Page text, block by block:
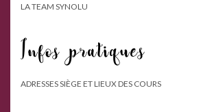
LA TEAM SYNOLU
Infos pratiques
ADRESSES SIÈGE ET LIEUX DES COURS